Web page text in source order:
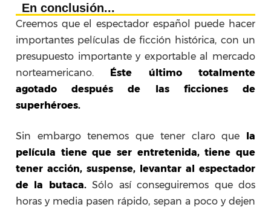
En conclusión...
Creemos que el espectador español puede hacer
importantes películas de ficción histórica, con un
presupuesto importante y exportable al mercado
norteamericano. Éste último totalmente
agotado después de las ficciones de
superhéroes.
Sin embargo tenemos que tener claro que la
película tiene que ser entretenida, tiene que
tener acción, suspense, levantar al espectador
de la butaca.Sólo así conseguiremos que dos
horas y media pasen rápido, sepan a poco y dejen